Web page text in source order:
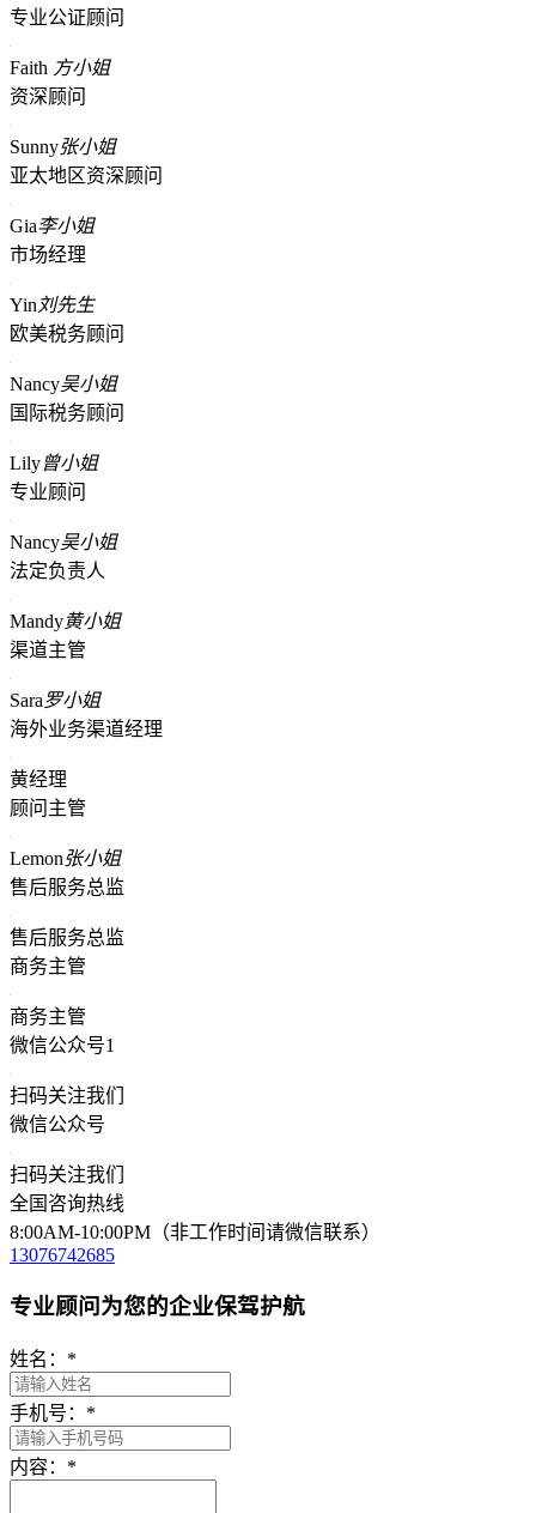
专业公证顾问
Faith 方小姐
资深顾问
Sunny张小姐
亚太地区资深顾问
Gia李小姐
市场经理
Yin 刘先生
欧美税务顾问
Nancy吴小姐
国际税务顾问
Lily曾小姐
专业顾问
Nancy吴小姐
法定负责人
Mandy黄小姐
渠道主管
Sara罗小姐
海外业务渠道经理
黄经理
顾问主管
Lemon张小姐
售后服务总监
售后服务总监
商务主管
商务主管
微信公众号1
扫码关注我们
微信公众号
扫码关注我们
全国咨询热线
8:00AM-10:00PM（非工作时间请微信联系）
13076742685
专业顾问为您的企业保驾护航
姓名： *
手机号： *
内容： *